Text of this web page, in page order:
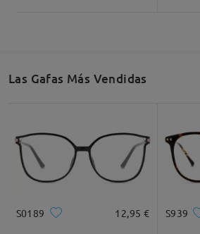
Las Gafas Más Vendidas
S0189 12,95 € S939